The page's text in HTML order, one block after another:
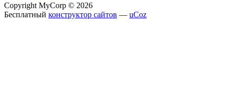
Copyright MyCorp © 2026
Бесплатный конструктор сайтов — uCoz